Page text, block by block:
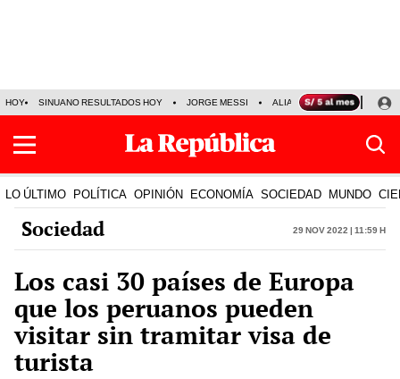
HOY SINUANO RESULTADOS HOY JORGE MESSI ALIANZA LIMA VS SPORT
LO ÚLTIMO POLÍTICA OPINIÓN ECONOMÍA SOCIEDAD MUNDO
Sociedad 29 Nov 2022 | 11:59 h
Los casi 30 países de Europa
que los peruanos pueden
visitar sin tramitar visa de
turista